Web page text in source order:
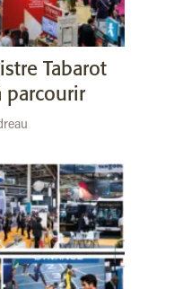
Tabarot
parcourir